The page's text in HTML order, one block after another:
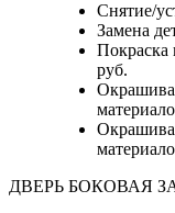
Снятие/
Замена
Покраска
руб.
ДВЕРЬ БОКОВАЯ